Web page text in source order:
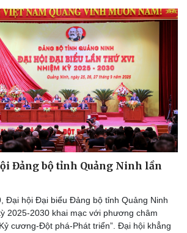
Đảng bộ tỉnh Quảng Ninh lần
Đại hội Đại biểu Đảng bộ tỉnh Quảng Ninh
2025-2030 khai mạc với phương châm
cương-Đột phá-Phát triển”. Đại hội khẳng